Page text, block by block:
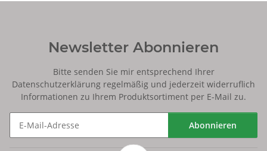
Newsletter Abonnieren
Bitte senden Sie mir entsprechend Ihrer
Datenschutzerklärung regelmäßig und jederzeit widerruflich
Informationen zu Ihrem Produktsortiment per E-Mail zu.
Abonnieren